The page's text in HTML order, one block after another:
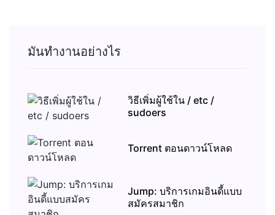
มันทำงานอย่างไร
วิธีเพิ่มผู้ใช้ใน / etc /
sudoers
Torrent ตอนดาวน์โหลด
Jump: บริการเกมอินดี้แบบ
สมัครสมาชิก